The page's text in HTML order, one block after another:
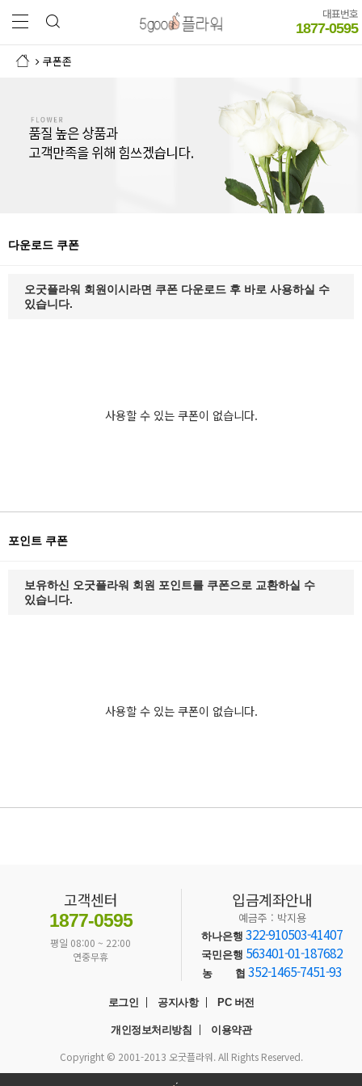
대표번호
1877-0595
쿠폰존
다운로드 쿠폰
오굿플라워 회원이시라면 쿠폰 다운로드 후 바로 사용하실 수
있습니다.
사용할 수 있는 쿠폰이 없습니다.
포인트 쿠폰
보유하신 오굿플라워 회원 포인트를 쿠폰으로 교환하실 수
있습니다.
사용할 수 있는 쿠폰이 없습니다.
고객센터
1877-0595
평일 08:00 ~ 22:00
연중무휴
입금계좌안내
예금주 : 박지용
하나은행 322-910503-41407
국민은행 563401-01-187682
농 협 352-1465-7451-93
로그인 공지사항 PC 버전
개인정보처리방침 이용약관
Copyright © 2001-2013 오굿플라워. All Rights Reserved.